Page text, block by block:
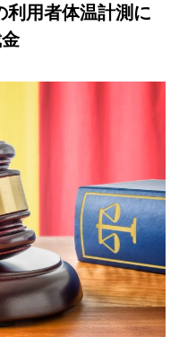
用者体温計測に